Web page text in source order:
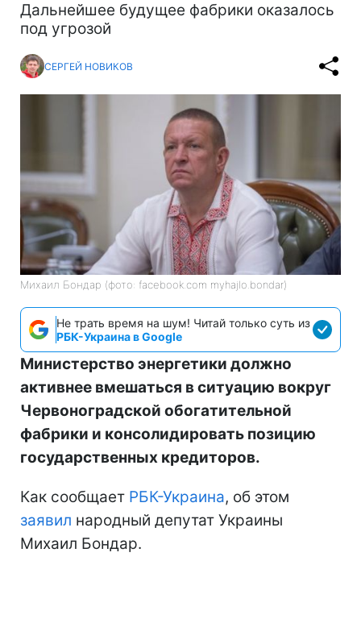
Дальнейшее будущее фабрики оказалось
под угрозой
СЕРГЕЙ НОВИКОВ
Михаил Бондар (фото: facebook.com myhajlo.bondar)
Не трать время на шум! Читай только суть из
РБК-Украина в Google
Министерство энергетики должно
активнее вмешаться в ситуацию вокруг
Червоноградской обогатительной
фабрики и консолидировать позицию
государственных кредиторов.
Как сообщает РБК-Украина, об этом
заявил народный депутат Украины
Михаил Бондар.